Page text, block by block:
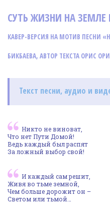
СУТЬ ЖИЗНИ НА
КАВЕР-ВЕРСИЯ НА МОТИВ ПЕСНИ
БИКБАЕВА, АВТОР ТЕКСТА ОРИС
Текст песни, аудио и
Никто не виноват,
Что нет Пути Домой!
Ведь каждый был распят
За ложный выбор свой!
И каждый сам решит,
Живя во тьме земной,
Чем больше дорожит он –
Светом или тьмой…